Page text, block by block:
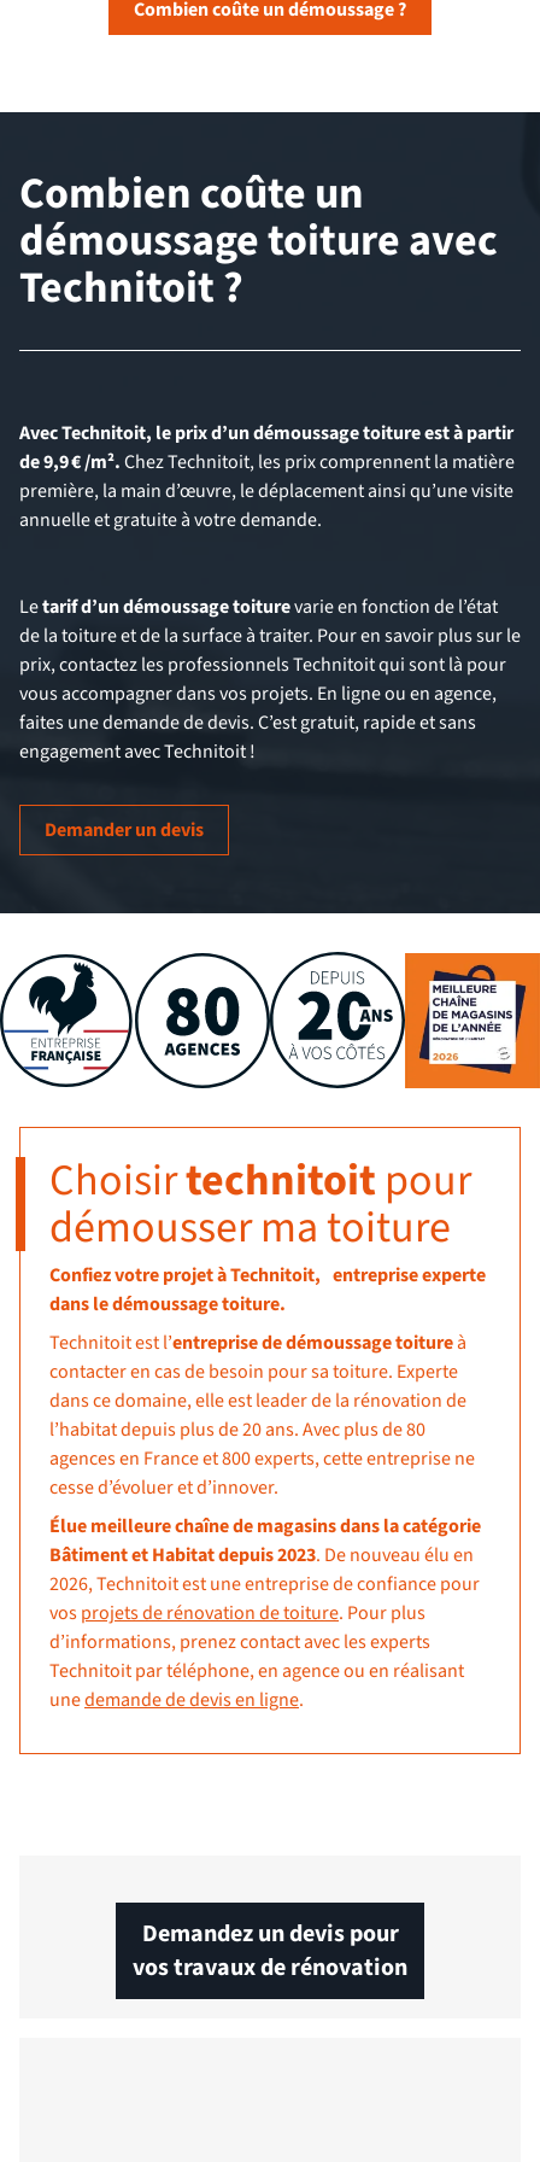
Combien coûte un démoussage ?
Combien coûte un
démoussage toiture avec
Technitoit ?
Avec Technitoit, le prix d’un démoussage toiture est à partir
de 9,9 € /m².Chez Technitoit, les prix comprennent la matière
première, la main d’œuvre, le déplacement ainsi qu’une visite
annuelle et gratuite à votre demande.
Letarif d’un démoussage toiturevarie en fonction de l’état
de la toiture et de la surface à traiter. Pour en savoir plus sur le
prix, contactez les professionnels Technitoit qui sont là pour
vous accompagner dans vos projets. En ligne ou en agence,
faites une demande de devis. C’est gratuit, rapide et sans
engagement avec Technitoit !
Demander un devis
Choisirtechnitoit pour
démousser ma toiture
Confiez votre projet à Technitoit, entreprise experte
dans le démoussage toiture.
Technitoit est l’entreprise de démoussage toitureà
contacter en cas de besoin pour sa toiture. Experte
dans ce domaine, elle est leader de la rénovation de
l’habitat depuis plus de 20 ans. Avec plus de 80
agences en France et 800 experts, cette entreprise ne
cesse d’évoluer et d’innover.
Élue meilleure chaîne de magasins dans la catégorie
Bâtiment et Habitat depuis 2023. De nouveau élu en
2026, Technitoit est une entreprise de confiance pour
vosprojets de rénovation de toiture. Pour plus
d’informations, prenez contact avec les experts
Technitoit par téléphone, en agence ou en réalisant
unedemande de devis en ligne.
Demandez un devis pour
vos travaux de rénovation